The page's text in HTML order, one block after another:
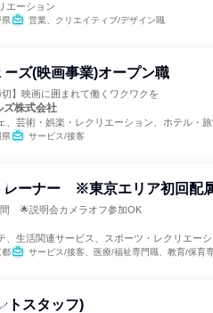
エーション
県 営業、クリエイティブ/デザイン職
ズ(映画事業)オープン職
切】映画に囲まれて働くワクワクを
ズ株式会社
、芸術・娯楽・レクリエーション、ホテル・
県 サービス/接客
レーナー ※東京エリア初回配
間 🌟説明会カメラオフ参加OK
、生活関連サービス、スポーツ・レクリエー
都 サービス/接客、医療/福祉専門職、教育/保育
トスタッフ)